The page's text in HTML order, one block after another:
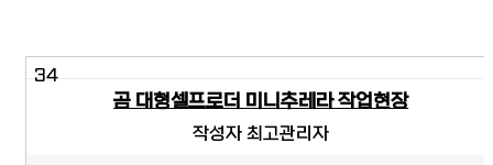
34
곰 대형셀프로더 미니추레라 작업현장
작성자최고관리자